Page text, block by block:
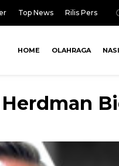
Top News Rilis Pers
HOME OLAHRAGA